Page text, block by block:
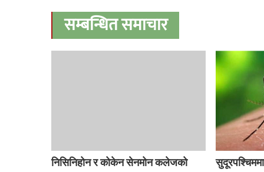
सम्बन्धित समाचार
निसिनिहोन र कोकेन सेनमोन कलेजको